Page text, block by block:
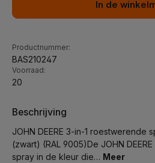
In de
Productnummer:
BAS210247
Voorraad:
20
Beschrijving
JOHN DEERE 3-in-1 roestwerende
(zwart) (RAL 9005)De JOHN
spray in de kleur die… Meer